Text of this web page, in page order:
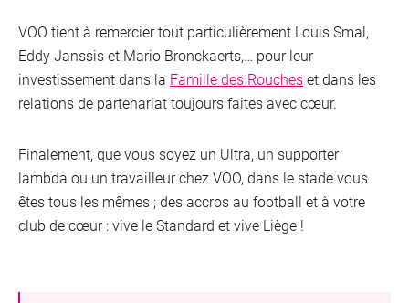
VOO tient à remercier tout particulièrement Louis Smal,
Eddy Janssis et Mario Bronckaerts,… pour leur
investissement dans la Famille des Roucheset dans les
relations de partenariat toujours faites avec cœur.
Finalement, que vous soyez un Ultra, un supporter
lambda ou un travailleur chez VOO, dans le stade vous
êtes tous les mêmes ; des accros au football et à votre
club de cœur : vive le Standard et vive Liège !